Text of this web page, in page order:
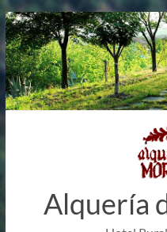
Saltar
al
contenido
Alquería